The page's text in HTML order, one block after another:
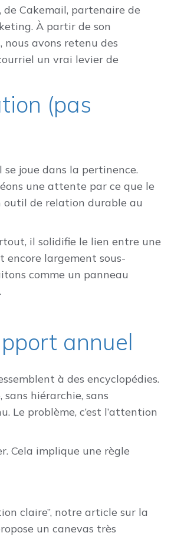
de Cakemail, partenaire de
À partir de son
avons retenu des
un vrai levier de
(pas
joue dans la pertinence.
une attente par ce que le
outil de relation durable au
il solidifie le lien entre une
encore largement sous-
comme un panneau
annuel
à des encyclopédies.
sans hiérarchie, sans
Le problème, c’est l’attention
Cela implique une règle
claire”, notre article sur la
un canevas très